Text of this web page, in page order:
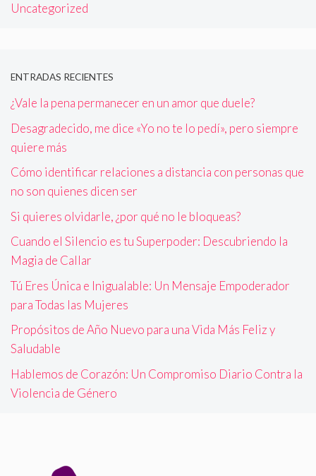
Uncategorized
ENTRADAS RECIENTES
¿Vale la pena permanecer en un amor que duele?
Desagradecido, me dice «Yo no te lo pedí», pero siempre
quiere más
Cómo identificar relaciones a distancia con personas que
no son quienes dicen ser
Si quieres olvidarle, ¿por qué no le bloqueas?
Cuando el Silencio es tu Superpoder: Descubriendo la
Magia de Callar
Tú Eres Única e Inigualable: Un Mensaje Empoderador
para Todas las Mujeres
Propósitos de Año Nuevo para una Vida Más Feliz y
Saludable
Hablemos de Corazón: Un Compromiso Diario Contra la
Violencia de Género